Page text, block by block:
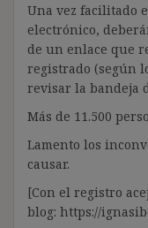
Una vez facilitado
electrónico,
de un enlace que
registrado (según
revisar la bandeja
Más de 11.500
Lamento los
causar.
[Con el registro
blog: https://